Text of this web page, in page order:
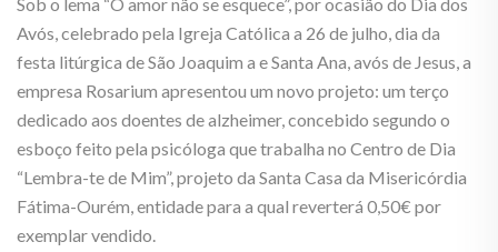
Avós, celebrado pela Igreja Católica a 26 de julho, dia da
festa litúrgica de São Joaquim a e Santa Ana, avós de Jesus, a
empresa Rosarium apresentou um novo projeto: um terço
dedicado aos doentes de alzheimer, concebido segundo o
esboço feito pela psicóloga que trabalha no Centro de Dia
“Lembra-te de Mim”, projeto da Santa Casa da Misericórdia
Fátima-Ourém, entidade para a qual reverterá 0,50€ por
exemplar vendido.